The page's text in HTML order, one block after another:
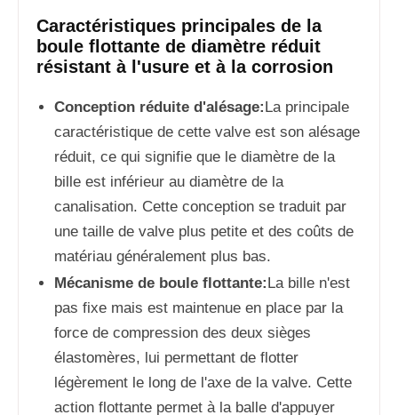
Caractéristiques principales de la
boule flottante de diamètre réduit
résistant à l'usure et à la corrosion
Conception réduite d'alésage:La principale
caractéristique de cette valve est son alésage
réduit, ce qui signifie que le diamètre de la
bille est inférieur au diamètre de la
canalisation. Cette conception se traduit par
une taille de valve plus petite et des coûts de
matériau généralement plus bas.
Mécanisme de boule flottante:La bille n'est
pas fixe mais est maintenue en place par la
force de compression des deux sièges
élastomères, lui permettant de flotter
légèrement le long de l'axe de la valve. Cette
action flottante permet à la balle d'appuyer